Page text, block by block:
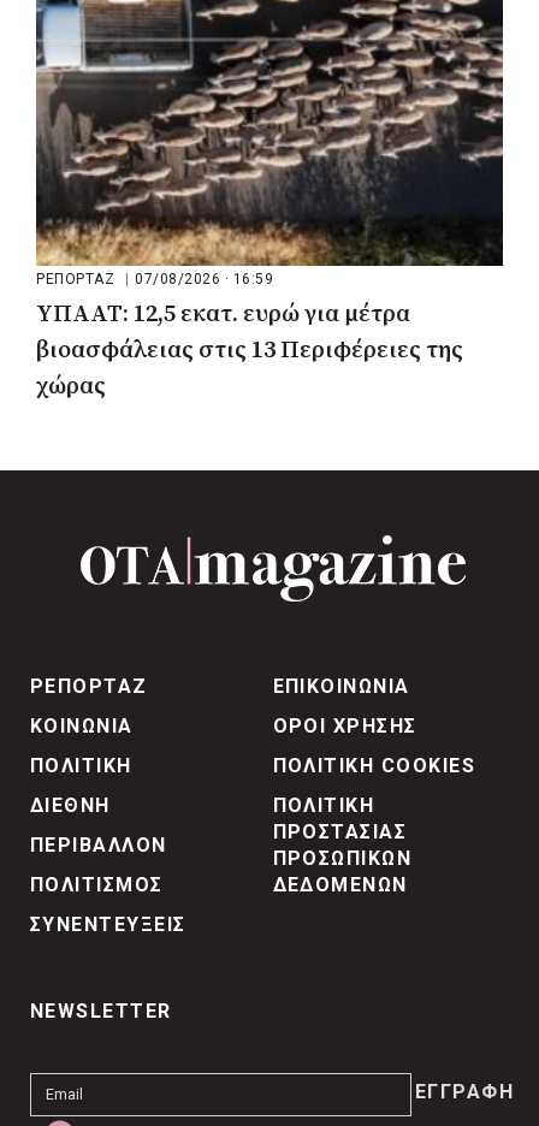
ΡΕΠΟΡΤΑΖ | 07/08/2026 · 16:59
ΥΠΑΑΤ: 12,5 εκατ. ευρώ για μέτρα
βιοασφάλειας στις 13 Περιφέρειες της
χώρας
ΡΕΠΟΡΤΑΖ
ΚΟΙΝΩΝΙΑ
ΠΟΛΙΤΙΚΗ
ΔΙΕΘΝΗ
ΠΕΡΙΒΑΛΛΟΝ
ΠΟΛΙΤΙΣΜΟΣ
ΣΥΝΕΝΤΕΥΞΕΙΣ
ΕΠΙΚΟΙΝΩΝΙΑ
ΟΡΟΙ ΧΡΗΣΗΣ
ΠΟΛΙΤΙΚΗ COOKIES
ΠΟΛΙΤΙΚΗ
ΠΡΟΣΤΑΣΙΑΣ
ΠΡΟΣΩΠΙΚΩΝ
ΔΕΔΟΜΕΝΩΝ
NEWSLETTER